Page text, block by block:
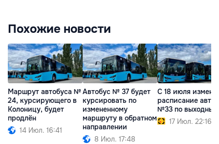
Похожие новости
Маршрут автобуса №
24, курсирующего в
Колоницу, будет
продлён
14 Июл. 16:41
Автобус № 37 будет
курсировать по
измененному
маршруту в обратном
направлении
8 Июл. 17:48
С 18 июля
расписание
№33 по выходным
17 Июл. 22:16